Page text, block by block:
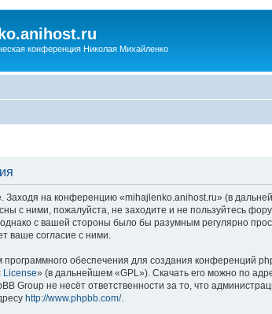
конференция Николая Михайленко
Заходя на конференцию «mihajlenko.anihost.ru» (в
с ними, пожалуйста, не заходите и не пользуйтесь
с вашей стороны было бы разумным регулярно
ваше согласие с ними.
обеспечения для создания конференций
License» (в дальнейшем «GPL»). Скачать его можно по
Group не несёт ответственности за то, что
http://www.phpbb.com/.